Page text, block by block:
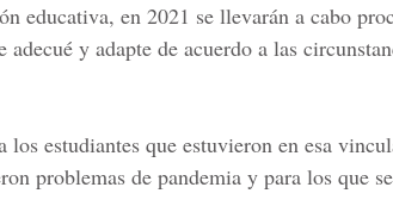
educativa, en 2021 se llevarán a cabo
y adapte de acuerdo a las
los estudiantes que estuvieron en esa
problemas de pandemia y para los que se